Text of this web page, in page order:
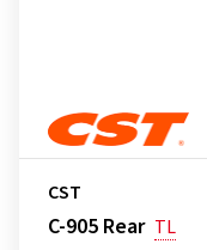
CST
C-905 Rear TL